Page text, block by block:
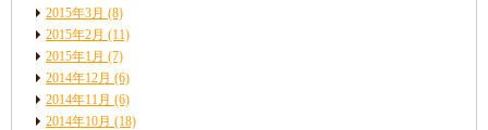
2015年3月 (8)
2015年2月 (11)
2015年1月 (7)
2014年12月 (6)
2014年11月 (6)
2014年10月 (18)